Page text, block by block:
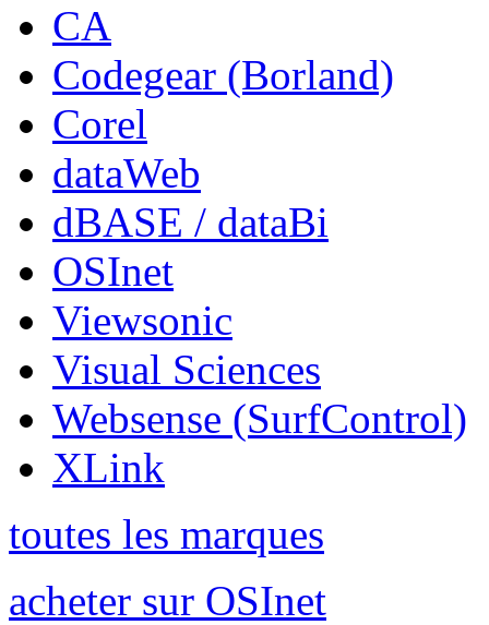
CA
Codegear (Borland)
Corel
dataWeb
dBASE / dataBi
OSInet
Viewsonic
Visual Sciences
Websense (SurfControl)
XLink
toutes les marques
acheter sur OSInet